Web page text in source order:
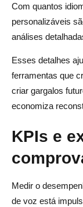
Com quantos
personalizáveis
análises
Esses detalhes
ferramentas que
criar gargalos
economiza
KPIs e
Medir o
de voz está